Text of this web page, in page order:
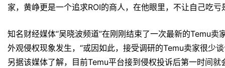
家，黄峥更是一个追求ROI的商人，在他眼里，不让自己吃亏
知名财经媒体“吴晓波频道”在刚刚结束了一次最新的Temu
外观侵权现象发生，“或因如此，接受调研的Temu卖家很少
另据该媒体了解，目前Temu平台接到侵权投诉后第一时间